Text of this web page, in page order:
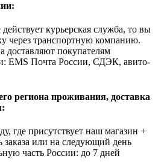
курьерская служба, то вы
через транспортную компанию.
доставляют покупателям
EMS Почта России, СДЭК, авито-
региона проживания, доставка
где присутствует наш магазин +
заказа или на следующий день
часть России: до 7 дней